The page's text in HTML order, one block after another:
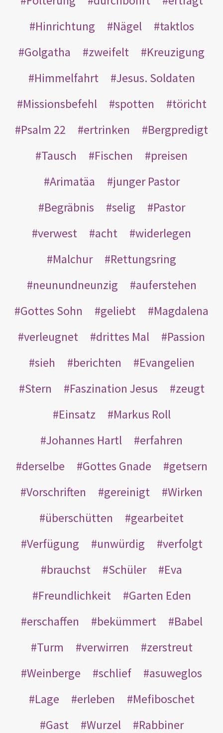
Hinrichtung
Nägel
taktlos
Golgatha
zweifelt
Kreuzigung
Himmelfahrt
Jesus. Soldaten
Missionsbefehl
spotten
töricht
Psalm 22
ertrinken
Bergpredigt
Tausch
Fischen
preisen
Arimatäa
junger Pastor
Begräbnis
selig
Pastor
verwest
acht
widerlegen
Malchur
Rettungsring
neunundneunzig
auferstehen
Gottes Sohn
geliebt
Magdalena
verleugnet
drittes Mal
Passion
sieh
berichten
Evangelien
Stern
Faszination Jesus
zeugt
Einsatz
Markus Roll
Johannes Hartl
erfahren
derselbe
Gottes Gnade
getsern
Vorschriften
gereinigt
Wirken
überschütten
gearbeitet
Verfügung
unwürdig
verfolgt
brauchst
Schüler
Eva
Freundlichkeit
Garten Eden
erschaffen
bekümmert
Babel
Turm
verwirren
zerstreut
Weinberge
schlief
asuweglos
Lage
erleben
Mefiboschet
Gast
Wurzel
Rabbiner